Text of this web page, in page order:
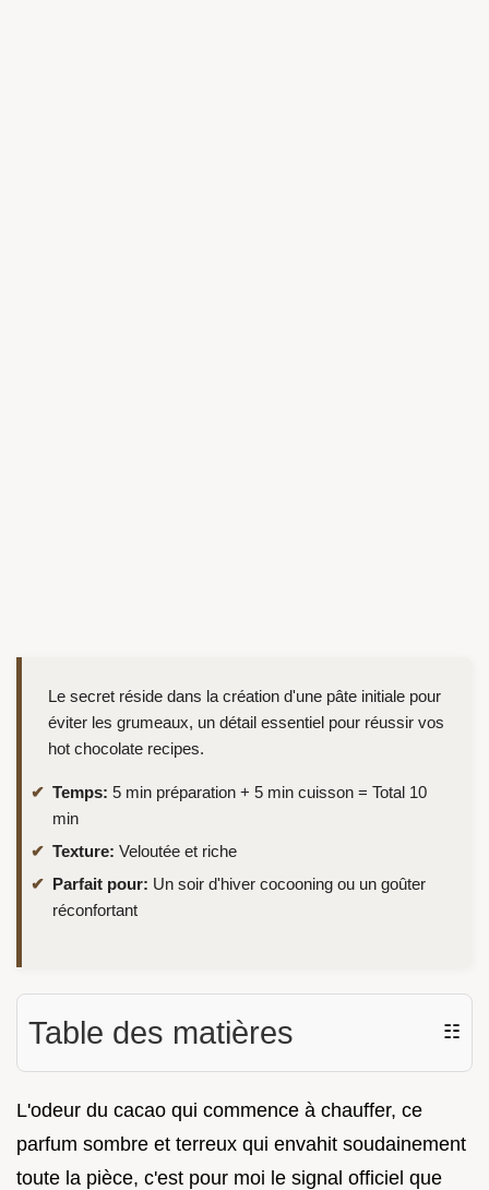
Le secret réside dans la création d'une pâte initiale pour
éviter les grumeaux, un détail essentiel pour réussir vos
hot chocolate recipes.
Temps: 5 min préparation + 5 min cuisson = Total 10
min
Texture: Veloutée et riche
Parfait pour: Un soir d'hiver cocooning ou un goûter
réconfortant
Table des matières ☷
L'odeur du cacao qui commence à chauffer, ce
parfum sombre et terreux qui envahit soudainement
toute la pièce, c'est pour moi le signal officiel que